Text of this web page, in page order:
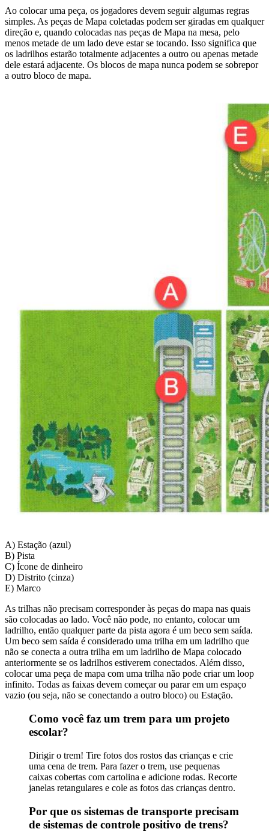
Ao colocar uma peça, os jogadores devem seguir algumas regras
simples. As peças de Mapa coletadas podem ser giradas em qualquer
direção e, quando colocadas nas peças de Mapa na mesa, pelo
menos metade de um lado deve estar se tocando. Isso significa que
os ladrilhos estarão totalmente adjacentes a outro ou apenas metade
dele estará adjacente. Os blocos de mapa nunca podem se sobrepor
a outro bloco de mapa.
A) Estação (azul)
B) Pista
C) Ícone de dinheiro
D) Distrito (cinza)
E) Marco
As trilhas não precisam corresponder às peças do mapa nas quais
são colocadas ao lado. Você não pode, no entanto, colocar um
ladrilho, então qualquer parte da pista agora é um beco sem saída.
Um beco sem saída é considerado uma trilha em um ladrilho que
não se conecta a outra trilha em um ladrilho de Mapa colocado
anteriormente se os ladrilhos estiverem conectados. Além disso,
colocar uma peça de mapa com uma trilha não pode criar um loop
infinito. Todas as faixas devem começar ou parar em um espaço
vazio (ou seja, não se conectando a outro bloco) ou Estação.
Como você faz um trem para um projeto
escolar?
Dirigir o trem! Tire fotos dos rostos das crianças e crie
uma cena de trem. Para fazer o trem, use pequenas
caixas cobertas com cartolina e adicione rodas. Recorte
janelas retangulares e cole as fotos das crianças dentro.
Por que os sistemas de transporte precisam
de sistemas de controle positivo de trens?